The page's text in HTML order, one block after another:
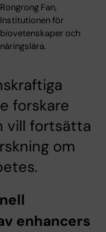
Rongrong Fan,
Institutionen för
biovetenskaper och
näringslära.
forskare
vill fortsätta
om
enhancers